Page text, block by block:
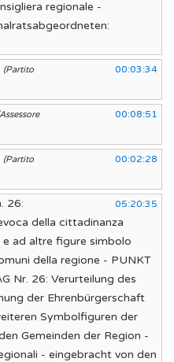
regionale -
00:03:34
(Partito
00:08:51
00:02:28
(Partito
05:20:35
26:
della cittadinanza
ad altre figure simbolo
della regione - PUNKT
Nr. 26: Verurteilung des
der Ehrenbürgerschaft
Symbolfiguren der
Gemeinden der Region -
- eingebracht von den